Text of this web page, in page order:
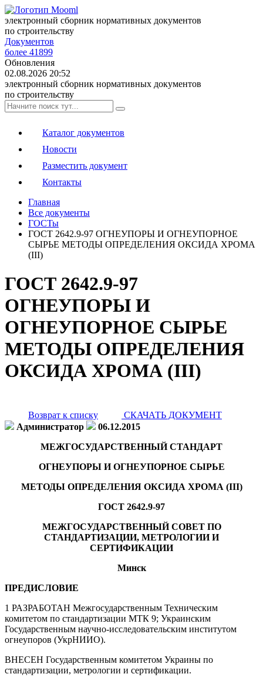
электронный сборник нормативных документов
по строительству
Документов
более 41899
Обновления
02.08.2026 20:52
электронный сборник нормативных документов
по строительству
Каталог документов
Новости
Разместить документ
Контакты
Главная
Все документы
ГОСТы
ГОСТ 2642.9-97 ОГНЕУПОРЫ И ОГНЕУПОРНОЕ
СЫРЬЕ МЕТОДЫ ОПРЕДЕЛЕНИЯ ОКСИДА ХРОМА
(III)
ГОСТ 2642.9-97
ОГНЕУПОРЫ И
ОГНЕУПОРНОЕ СЫРЬЕ
МЕТОДЫ ОПРЕДЕЛЕНИЯ
ОКСИДА ХРОМА (III)
Возврат к списку
СКАЧАТЬ ДОКУМЕНТ
Администратор
06.12.2015
МЕЖГОСУДАРСТВЕННЫЙ СТАНДАРТ
ОГНЕУПОРЫ И ОГНЕУПОРНОЕ СЫРЬЕ
МЕТОДЫ ОПРЕДЕЛЕНИЯ ОКСИДА ХРОМА (III)
ГОСТ 2642.9-97
МЕЖГОСУДАРСТВЕННЫЙ СОВЕТ ПО
СТАНДАРТИЗАЦИИ, МЕТРОЛОГИИ И
СЕРТИФИКАЦИИ
Минск
ПРЕДИСЛОВИЕ
1 РАЗРАБОТАН Межгосударственным Техническим
комитетом по стандартизации МТК 9; Украинским
Государственным научно-исследовательским институтом
огнеупоров (УкрНИИО).
ВНЕСЕН Государственным комитетом Украины по
стандартизации, метрологии и сертификации.